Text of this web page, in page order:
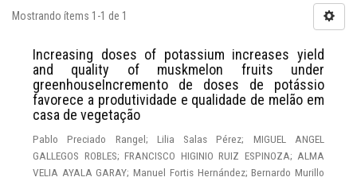
Mostrando ítems 1-1 de 1
Increasing doses of potassium increases yield
and quality of muskmelon fruits under
greenhouseIncremento de doses de potássio
favorece a produtividade e qualidade de melão em
casa de vegetação
Pablo Preciado Rangel; Lilia Salas Pérez; MIGUEL ANGEL
GALLEGOS ROBLES; FRANCISCO HIGINIO RUIZ ESPINOZA; ALMA
VELIA AYALA GARAY; Manuel Fortis Hernández; Bernardo Murillo